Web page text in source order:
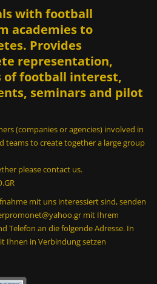
with football
academies to
Provides
representation,
of football interest,
seminars and pilot
(companies or agencies) involved in
teams to create together a large group
please contact us.
mit uns interessiert sind, senden
mit Ihrem
Telefon an die folgende Adresse. In
Ihnen in Verbindung setzen